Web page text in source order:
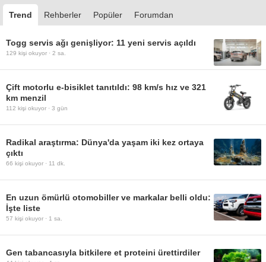
Trend Rehberler Popüler Forumdan
Togg servis ağı genişliyor: 11 yeni servis açıldı
129 kişi okuyor · 2 sa.
Çift motorlu e-bisiklet tanıtıldı: 98 km/s hız ve 321
km menzil
112 kişi okuyor · 3 gün
Radikal araştırma: Dünya'da yaşam iki kez ortaya
çıktı
66 kişi okuyor · 11 dk.
En uzun ömürlü otomobiller ve markalar belli oldu:
İşte liste
57 kişi okuyor · 1 sa.
Gen tabancasıyla bitkilere et proteini ürettirdiler